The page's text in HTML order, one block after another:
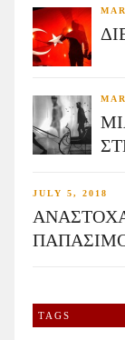
JULY 5, 2018
TAGS